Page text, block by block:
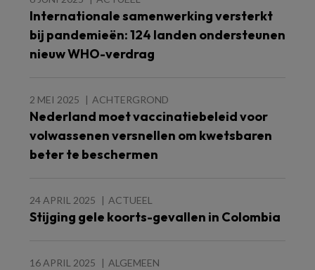
Internationale samenwerking versterkt
bij pandemieën: 124 landen ondersteunen
nieuw WHO-verdrag
2 MEI 2025 ACHTERGROND
Nederland moet vaccinatiebeleid voor
volwassenen versnellen om kwetsbaren
beter te beschermen
24 APRIL 2025 ACTUEEL
Stijging gele koorts-gevallen in Colombia
16 APRIL 2025 ALGEMEEN